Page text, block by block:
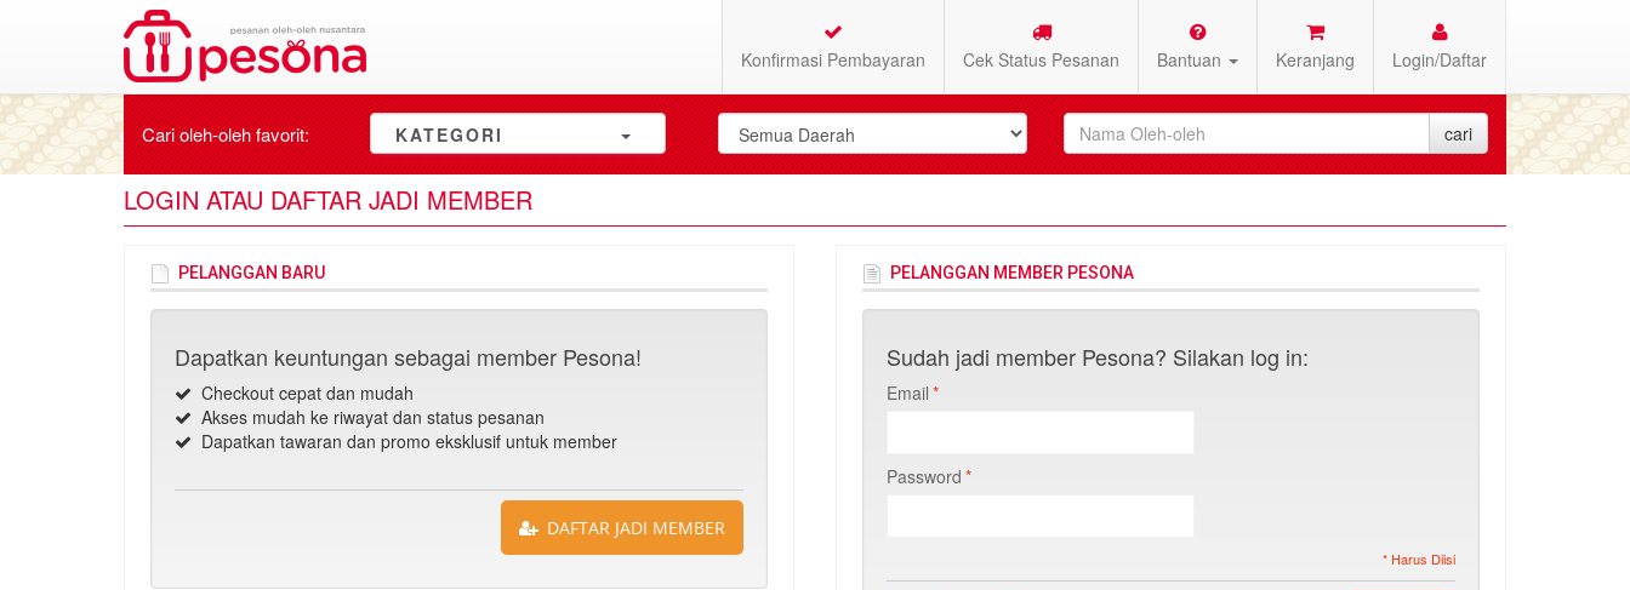
Konfirmasi Pembayaran Cek Status Pesanan Bantuan Keranjang Login/Daftar
Cari oleh-olehfavorit: KATEGORI
LOGIN ATAU DAFTAR JADI MEMBER
PELANGGAN BARU
Dapatkan keuntungan sebagai member Pesona!
Checkout cepat dan mudah
Akses mudah ke riwayat dan status pesanan
Dapatkan tawaran dan promo eksklusif untuk member
DAFTAR JADI MEMBER
PELANGGAN MEMBER PESONA
Sudah jadi member Pesona? Silakan log in:
*
Email
*
Password
* Harus Diisi